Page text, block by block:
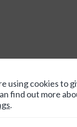
using cookies to
find out more
.